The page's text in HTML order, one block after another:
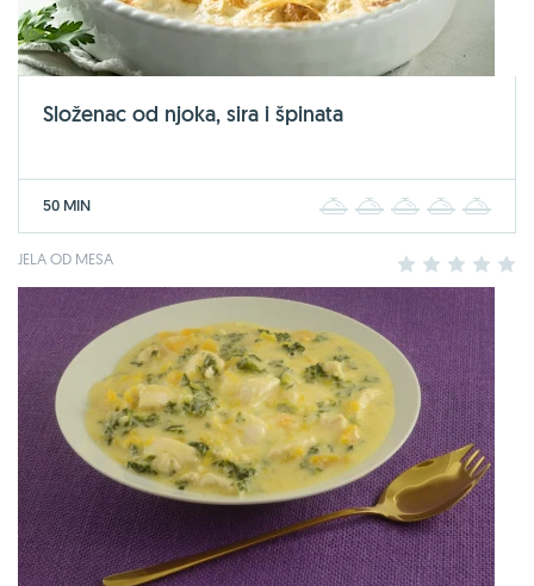
Složenac od njoka, sira i špinata
50 MIN 2 3 4
JELA OD MESA 2 3 4